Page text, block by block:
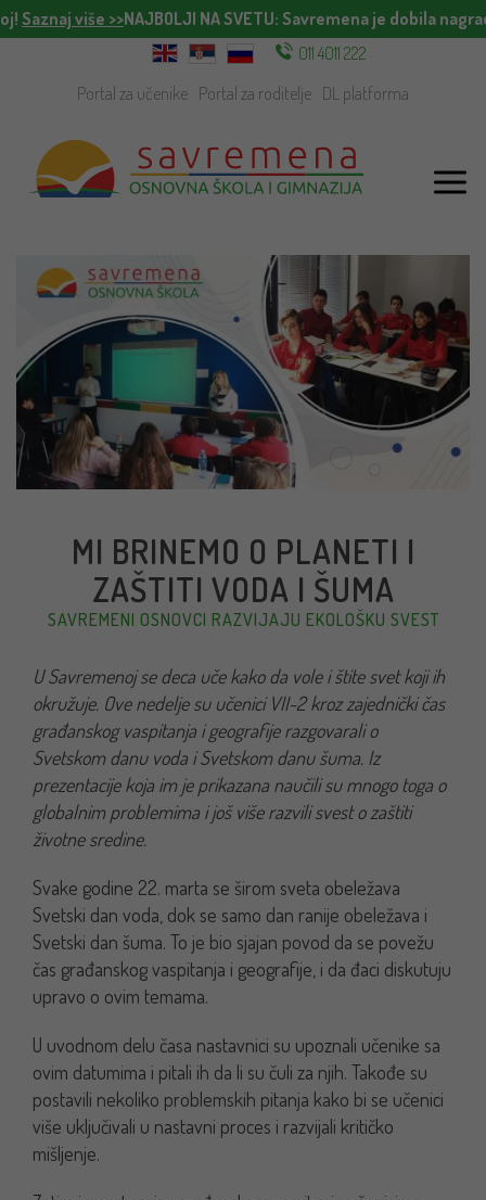
Saznaj više >>NAJBOLJI NA SVETU: Savremena je dobila
011 4011 222
Portal za učenike Portal za roditelje DL platforma
MI BRINEMO O PLANETI I
ZAŠTITI VODA I ŠUMA
SAVREMENI OSNOVCI RAZVIJAJU EKOLOŠKU SVEST
U Savremenoj se deca uče kako da vole i štite svet koji ih
okružuje. Ove nedelje su učenici VII-2 kroz zajednički čas
građanskog vaspitanja i geografije razgovarali o
Svetskom danu voda i Svetskom danu šuma. Iz
prezentacije koja im je prikazana naučili su mnogo toga o
globalnim problemima i još više razvili svest o zaštiti
životne sredine.
Svake godine 22. marta se širom sveta obeležava
Svetski dan voda, dok se samo dan ranije obeležava i
Svetski dan šuma. To je bio sjajan povod da se povežu
čas građanskog vaspitanja i geografije, i da đaci diskutuju
upravo o ovim temama.
U uvodnom delu časa nastavnici su upoznali učenike sa
ovim datumima i pitali ih da li su čuli za njih. Takođe su
postavili nekoliko problemskih pitanja kako bi se učenici
više uključivali u nastavni proces i razvijali kritičko
mišljenje.